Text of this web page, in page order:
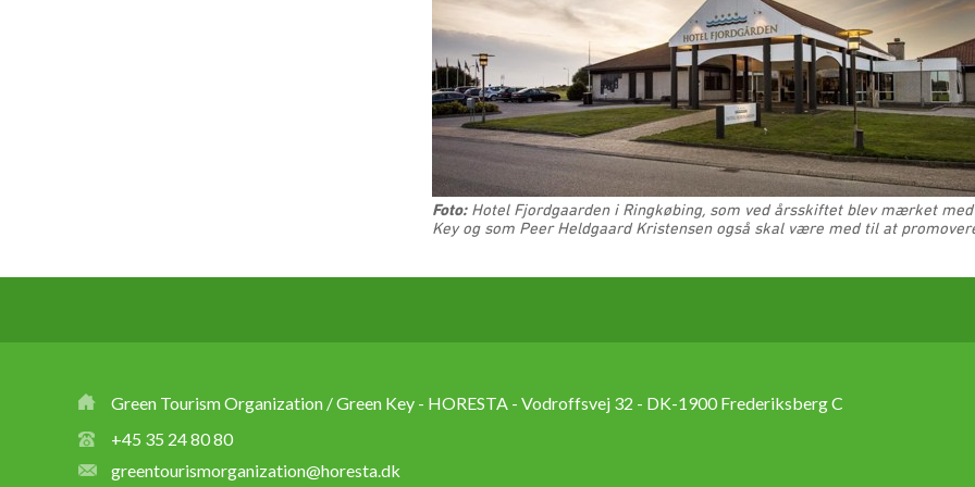
Foto:Hotel Fjordgaarden i Ringkøbing, som ved årsskiftet blev mærket med
Key og som Peer Heldgaard Kristensen også skal være med til at
Green Tourism Organization / Green Key - HORESTA - Vodroffsvej 32 - DK-1900 Frederiksberg C
+45 35 24 80 80
greentourismorganization@horesta.dk